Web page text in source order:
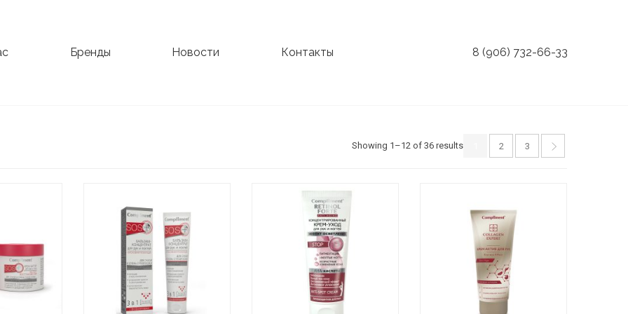
Бренды Новости Контакты 8 (906) 732-66-33
2 3
Showing 1–12 of 36 results